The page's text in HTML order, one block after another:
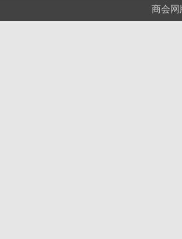
商会网